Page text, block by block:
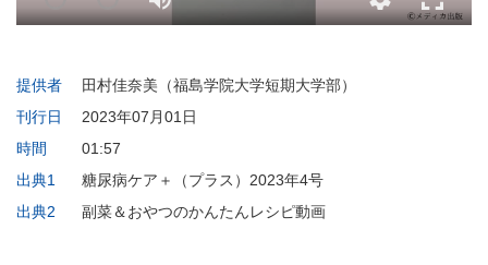
提供者
田村佳奈美（福島学院大学短期大学部）
刊行日
2023年07月01日
時間
01:57
出典1
糖尿病ケア＋（プラス）2023年4号
出典2
副菜＆おやつのかんたんレシピ動画